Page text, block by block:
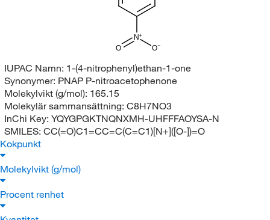
N
O
O
IUPAC Namn: 1-(4-nitrophenyl)ethan-1-one
Synonymer: PNAP P-nitroacetophenone
Molekylvikt (g/mol): 165.15
Molekylär sammansättning: C8H7NO3
InChi Key: YQYGPGKTNQNXMH-UHFFFAOYSA-N
SMILES: CC(=O)C1=CC=C(C=C1)[N+]([O-])=O
Kokpunkt
Molekylvikt (g/mol)
Procent renhet